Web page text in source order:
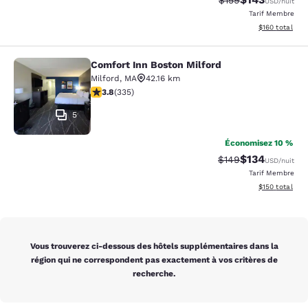
Tarif Membre
Afficher les
$160 total
Comfort Inn Boston Milford
5
Comfort Inn Boston Milford
Milford, MA
42.16 km
3.83 étoiles. Bien. 335 commentaires
3.8(335)
Économisez 10 %
Tarif barré :
$149Tarif réduit :
$134USD/nuit
Tarif Membre
Afficher les
$150 total
Vous trouverez ci-dessous des hôtels supplémentaires dans la
région qui ne correspondent pas exactement à vos critères de
recherche.